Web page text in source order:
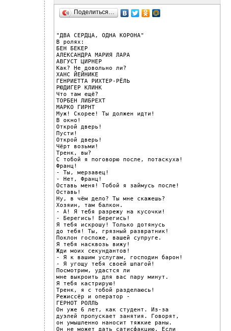
Поделиться…
"ДВА СЕРДЦА, ОДНА КОРОНА"
В ролях:
БЕН БЕКЕР
АЛЕКСАНДРА МАРИЯ ЛАРА
АВГУСТ ЦИРНЕР
Как? Не довольно ли?
ХАНС ЙЕЙНИКЕ
ГЕНРИЕТТА РИХТЕР-РЁЛЬ
РЮДИГЕР КЛИНК
Что там ещё?
ТОРБЕН ЛИБРЕХТ
МАРКО ГИРНТ
Муж! Скорее! Ты должен идти!
В окно!
Открой дверь!
Пусти!
Открой дверь!
Чёрт возьми!
Тренк, вы?
С тобой я поговорю после, потаскуха!
Франц!
- Ты, мерзавец!
- Нет, Франц!
Оставь меня! Тобой я займусь после!
Оставь!
Ну, в чём дело? Ты мне скажешь?
Хозяин, там балкон.
- А! Я тебя разрежу на кусочки!
- Берегись! Берегись!
Я тебя искрошу! Только дотянусь
до тебя! Ты, грязный развратник!
Поклон госпоже, вашей супруге.
Я тебя насквозь вижу!
Жди моих секундантов!
- Я к вашим услугам, господин барон!
- Я угощу тебя своей шпагой!
Посмотрим, удастся ли
мне выкроить для вас пару минут.
Я тебя кастрирую!
Тренк, я с тобой разделаюсь!
Режиссёр и оператор -
ГЕРНОТ РОЛЛЬ
Он уже 6 лет, как студент. Из-за
дуэлей пропускает занятия. Говорят,
он умышленно наносит тяжкие раны.
Он не может дать сатисфакцию. Если